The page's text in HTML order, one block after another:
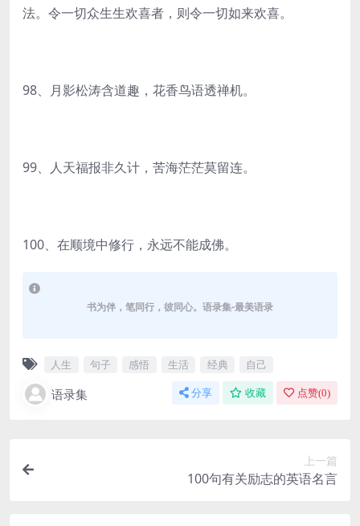
法。令一切众生生欢喜者，则令一切如来欢喜。
98、月影松涛含道趣，花香鸟语透禅机。
99、人天福报非久计，苦海茫茫莫留连。
100、在顺境中修行，永远不能成佛。
书为伴，笔同行，彼同心。语录集-最美语录
人生 句子 感悟 生活 经典 自己
语录集 分享 收藏 点赞(0)
上一篇
100句有关励志的英语名言